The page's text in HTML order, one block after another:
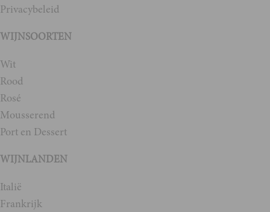
Privacybeleid
WIJNSOORTEN
Wit
Rood
Rosé
Mousserend
Port en Dessert
WIJNLANDEN
Italië
Frankrijk